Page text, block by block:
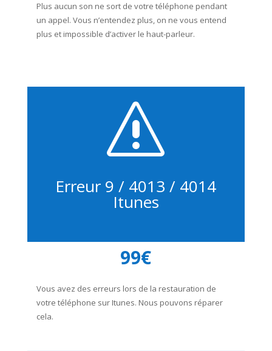
Plus aucun son ne sort de votre téléphone pendant
un appel. Vous n’entendez plus, on ne vous entend
plus et impossible d’activer le haut-parleur.
s
Erreur 9 / 4013 / 4014
Itunes
99€
Vous avez des erreurs lors de la restauration de
votre téléphone sur Itunes. Nous pouvons réparer
cela.